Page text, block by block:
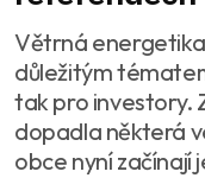
Větrná
důležitým
tak pro investory.
dopadla některá
obce nyní začínají